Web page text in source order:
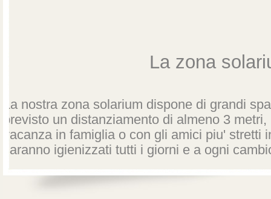
La zona
La nostra zona solarium dispone di grandi
previsto un distanziamento di almeno 3
vacanza in famiglia o con gli amici piu' stretti
saranno igienizzati tutti i giorni e a ogni
La piscina, sarà monitorata costantemente